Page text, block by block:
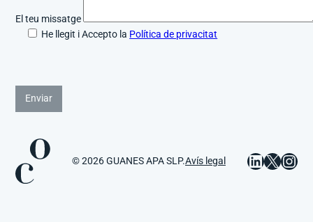
El teu missatge
He llegit i Accepto la Política de privacitat
© 2026 GUANES APA SLP.Avís legal LinkedIn
X